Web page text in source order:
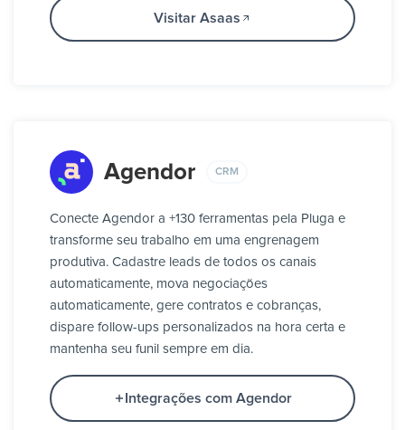
Visitar Asaas
Agendor CRM
Conecte Agendor a +130 ferramentas pela Pluga e
transforme seu trabalho em uma engrenagem
produtiva. Cadastre leads de todos os canais
automaticamente, mova negociações
automaticamente, gere contratos e cobranças,
dispare follow-ups personalizados na hora certa e
mantenha seu funil sempre em dia.
Integrações com Agendor